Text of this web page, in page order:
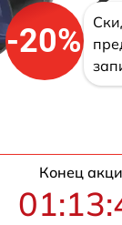
-20%
Конец